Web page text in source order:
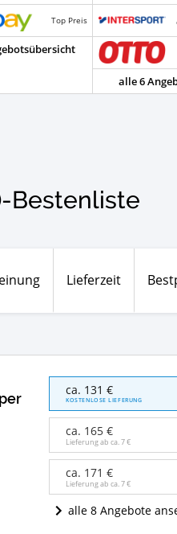
Top Preis
alle 6
Bestenliste
Maier
Sports
Skihose
Copper
Angebote:
ist
diese
ca. 131 €
KOSTENLOSE LIEFERUNG
ca. 165 €
Lieferung ab ca.7 €
ca. 171 €
Lieferung ab ca.7 €